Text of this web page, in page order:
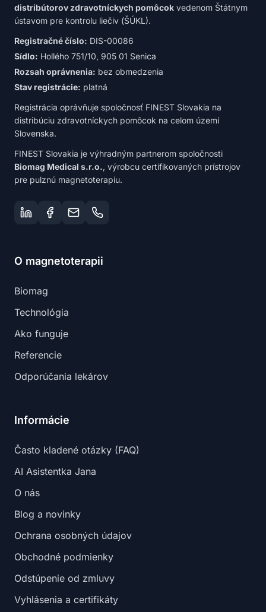
distribútorov zdravotníckych pomôcok vedenom Štátnym
ústavom pre kontrolu liečiv (ŠÚKL).
Registračné číslo: DIS-00086
Sídlo: Hollého 751/10, 905 01 Senica
Rozsah oprávnenia: bez obmedzenia
Stav registrácie: platná
Registrácia oprávňuje spoločnosť FINEST Slovakia na
distribúciu zdravotníckych pomôcok na celom území
Slovenska.
FINEST Slovakia je výhradným partnerom spoločnosti
Biomag Medical s.r.o., výrobcu certifikovaných prístrojov
pre pulznú magnetoterapiu.
O magnetoterapii
Biomag
Technológia
Ako funguje
Referencie
Odporúčania lekárov
Informácie
Často kladené otázky (FAQ)
AI Asistentka Jana
O nás
Blog a novinky
Ochrana osobných údajov
Obchodné podmienky
Odstúpenie od zmluvy
Vyhlásenia a certifikáty